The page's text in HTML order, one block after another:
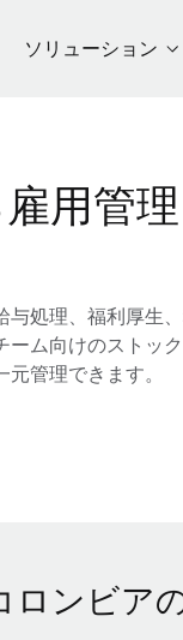
ソリューション
用管
与処理、福利厚生
ーム向けのストッ
管理できます。
ロンビア